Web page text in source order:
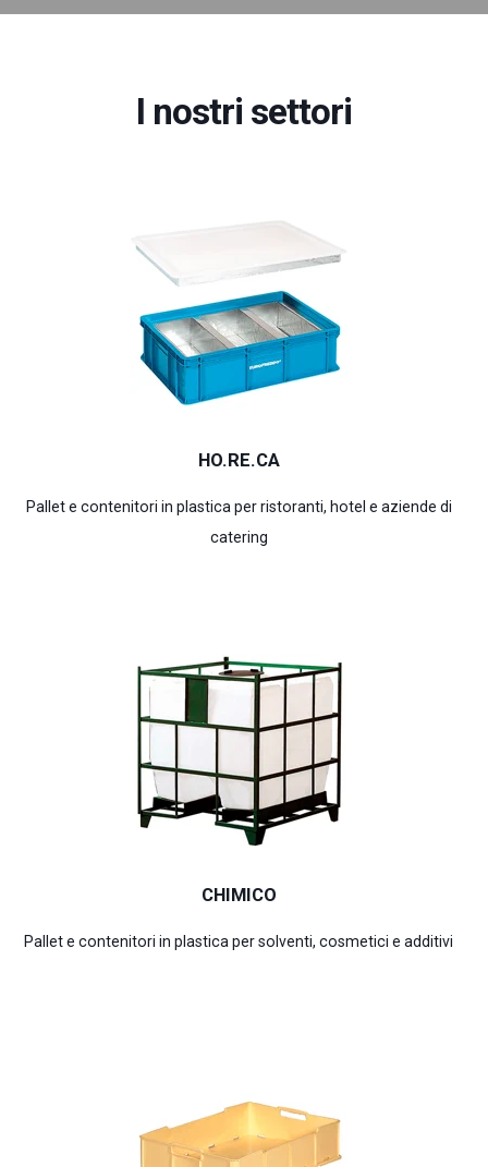
I nostri settori
HO.RE.CA
Pallet e contenitori in plastica per ristoranti, hotel e aziende di
catering
CHIMICO
Pallet e contenitori in plastica per solventi, cosmetici e additivi